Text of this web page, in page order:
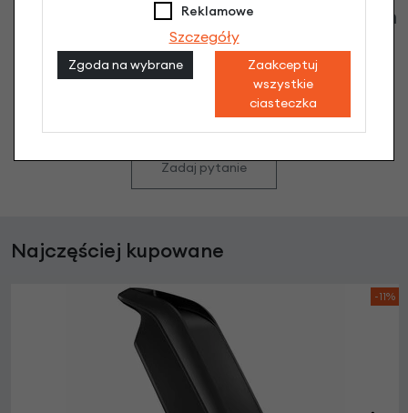
Klienci zadali następujące pytania o ten
produkt
Nikt wcześniej niemiał pytań do tego produktu? A Ty o
co chcesz zapytać?
Zadaj pytanie
Najczęściej kupowane
-11%
Reklamowe
Szczegóły
Zgoda na wybrane
Zaakceptuj
wszystkie
ciasteczka